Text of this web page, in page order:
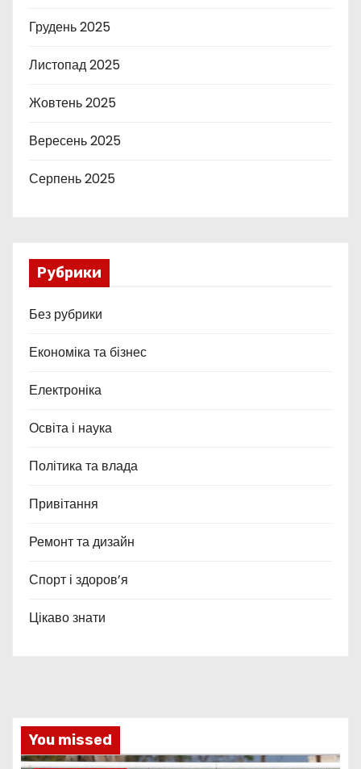
Грудень 2025
Листопад 2025
Жовтень 2025
Вересень 2025
Серпень 2025
Рубрики
Без рубрики
Економіка та бізнес
Електроніка
Освіта і наука
Політика та влада
Привітання
Ремонт та дизайн
Спорт і здоров’я
Цікаво знати
You missed